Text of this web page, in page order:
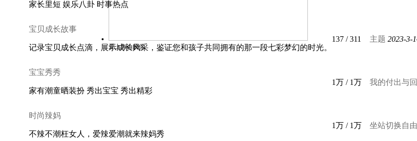
爱上海边的你
家长里短 娱乐八卦 时事热点
宝贝成长故事
记录宝贝成长点滴，展示成长风采，鉴证您和孩子共同拥有的那一段七彩梦幻的时光。
137 / 311 主题 2023-3-
宝宝秀秀
家有潮童晒装扮 秀出宝宝 秀出精彩
1万 / 1万 我的付出与
时尚辣妈
不辣不潮枉女人，爱辣爱潮就来辣妈秀
1万 / 1万 坐站切换自